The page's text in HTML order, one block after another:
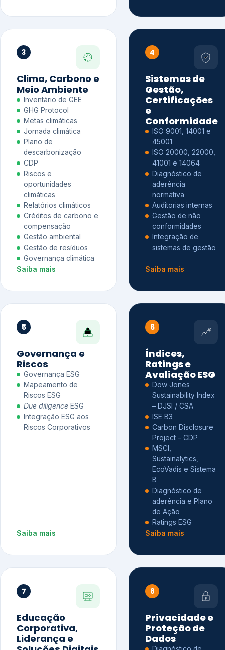
3
Clima, Carbono e
Meio Ambiente
Inventário de GEE
GHG Protocol
Metas climáticas
Jornada climática
Plano de
descarbonização
CDP
Riscos e
oportunidades
climáticas
Relatórios climáticos
Créditos de carbono e
compensação
Gestão ambiental
Gestão de resíduos
Governança climática
Saiba mais
4
Sistemas de
Gestão,
Certificações
e
Conformidade
ISO 9001, 14001 e
45001
ISO 20000, 22000,
41001 e 14064
Diagnóstico de
aderência
normativa
Auditorias internas
Gestão de não
conformidades
Integração de
sistemas de gestão
Saiba mais
5
Governança e
Riscos
Governança ESG
Mapeamento de
Riscos ESG
Due diligence ESG
Integração ESG aos
Riscos Corporativos
Saiba mais
6
Índices,
Ratings e
Avaliação ESG
Dow Jones
Sustainability Index
– DJSI / CSA
ISE B3
Carbon Disclosure
Project – CDP
MSCI,
Sustainalytics,
EcoVadis e Sistema
B
Diagnóstico de
aderência e Plano
de Ação
Ratings ESG
Saiba mais
7
Educação
Corporativa,
Liderança e
8
Privacidade e
Proteção de
Dados